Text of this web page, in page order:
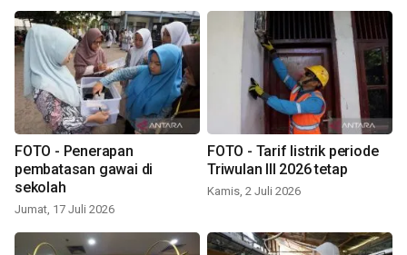
FOTO - Penerapan
pembatasan gawai di
sekolah
Jumat, 17 Juli 2026
FOTO - Tarif listrik periode
Triwulan III 2026 tetap
Kamis, 2 Juli 2026